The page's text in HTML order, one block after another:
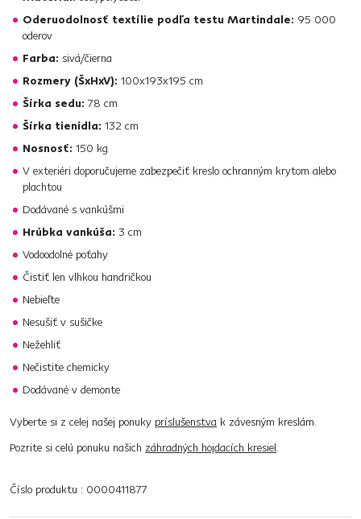
Oderuodolnosť textílie podľa testu Martindale: 95 000
oderov
Farba: sivá/čierna
Rozmery (ŠxHxV): 100x193x195 cm
Šírka sedu: 78 cm
Šírka tienidla: 132 cm
Nosnosť: 150 kg
V exteriéri doporučujeme zabezpečiť kreslo ochranným krytom alebo
plachtou
Dodávané s vankúšmi
Hrúbka vankúša: 3 cm
Vodoodolné poťahy
Čistiť len vlhkou handričkou
Nebieľte
Nesušiť v sušičke
Nežehliť
Nečistite chemicky
Dodávané v demonte
Vyberte si z celej našej ponuky príslušenstva k závesným kreslám.
Pozrite si celú ponuku našich záhradných hojdacích kresiel.
Číslo produktu : 0000411877